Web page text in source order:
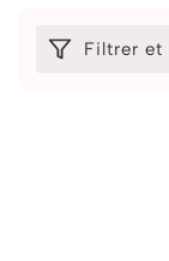
Filtrer et